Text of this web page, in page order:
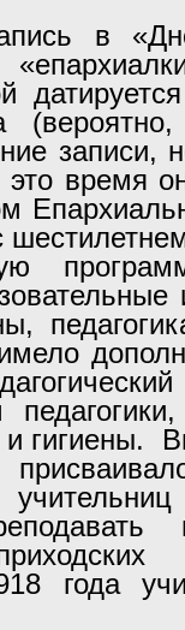
в
записи,
время
гигиены.
года